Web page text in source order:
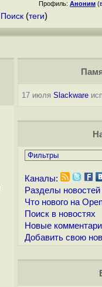
Профиль: Аноним (
Поиск (теги)
17 июля Slackware
Каналы:
Разделы новостей|
Что нового на
Поиск в новостях
Новые
Добавить свою